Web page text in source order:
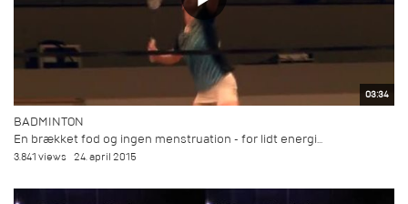
03:34
BADMINTON
En brækket fod og ingen menstruation - for lidt energi...
3.841 views 24. april 2015